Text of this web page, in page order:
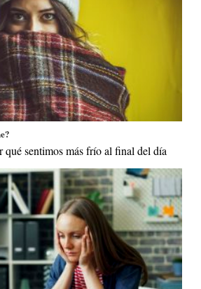
qué sentimos más frío al final del día